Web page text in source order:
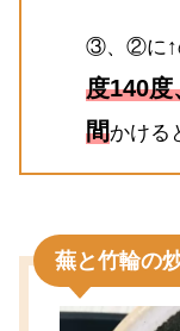
③、②に↑
度140度
間かける
蕪と竹輪の